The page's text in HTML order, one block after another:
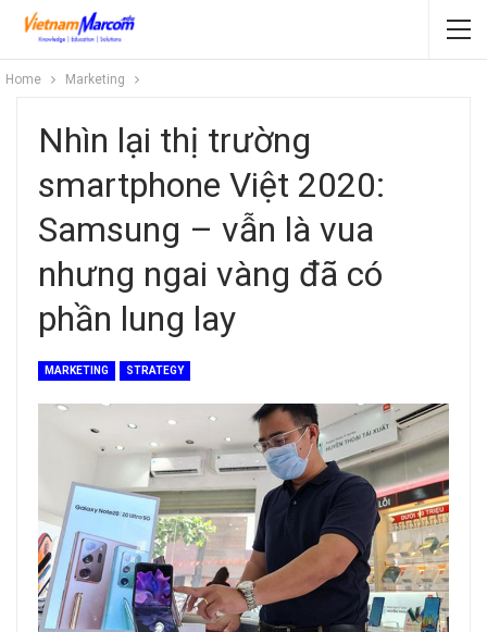
Home Marketing
Nhìn lại thị trường
smartphone Việt 2020:
Samsung – vẫn là vua
nhưng ngai vàng đã có
phần lung lay
MARKETING STRATEGY